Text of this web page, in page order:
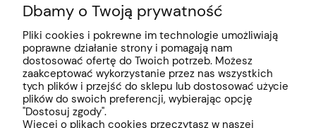
Pomoc
Moje konto
Płatności i dostawa
Informacje
Dbamy o Twoją prywatność
Pliki cookies i pokrewne im technologie umożliwiają
poprawne działanie strony i pomagają nam
dostosować ofertę do Twoich potrzeb. Możesz
zaakceptować wykorzystanie przez nas wszystkich
tych plików i przejść do sklepu lub dostosować użycie
plików do swoich preferencji, wybierając opcję
"Dostosuj zgody".
Więcej o plikach cookies przeczytasz w naszej